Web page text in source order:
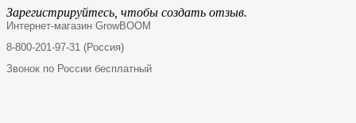
Зарегистрируйтесь, чтобы создать отзыв.
Интернет-магазин GrowBOOM
8-800-201-97-31 (Россия)
Звонок по России бесплатный